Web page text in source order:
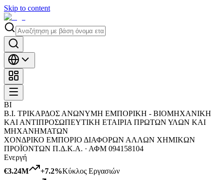
Skip to content
ΒΙ
Β.Ι. ΤΡΙΚΑΡΔΟΣ ΑΝΩΝΥΜΗ ΕΜΠΟΡΙΚΗ - ΒΙΟΜΗΧΑΝΙΚΗ
ΚΑΙ ΑΝΤΙΠΡΟΣΩΠΕΥΤΙΚΗ ΕΤΑΙΡΙΑ ΠΡΩΤΩΝ ΥΛΩΝ ΚΑΙ
ΜΗΧΑΝΗΜΑΤΩΝ
ΧΟΝΔΡΙΚΟ ΕΜΠΟΡΙΟ ΔΙΑΦΟΡΩΝ ΑΛΛΩΝ ΧΗΜΙΚΩΝ
ΠΡΟΪΟΝΤΩΝ Π.Δ.Κ.Α. · ΑΦΜ 094158104
Ενεργή
€3.24M
+7.2%Κύκλος Εργασιών